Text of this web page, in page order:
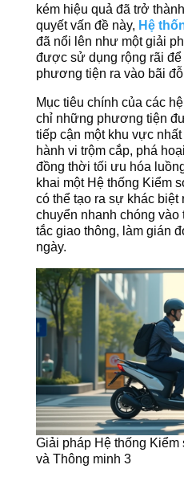
kém hiệu quả đã trở
quyết vấn đề này, Hệ
đã nổi lên như một giải
được sử dụng rộng rãi
phương tiện ra vào bãi
Mục tiêu chính của các
chỉ những phương tiện
tiếp cận một khu vực
hành vi trộm cắp, phá
đồng thời tối ưu hóa
khai một Hệ thống Kiểm
có thể tạo ra sự khác biệt
chuyển nhanh chóng vào
tắc giao thông, làm gián
ngày.
Giải pháp Hệ thống Kiểm
và Thông minh 3